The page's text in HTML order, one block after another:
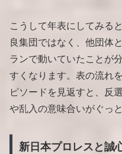
こうして年表にしてみる
良集団ではなく、他団体
ランで動いていたことが
すくなります。表の流れ
ピソードを見返すと、反
や乱入の意味合いがぐっ
新日本プロレスと誠